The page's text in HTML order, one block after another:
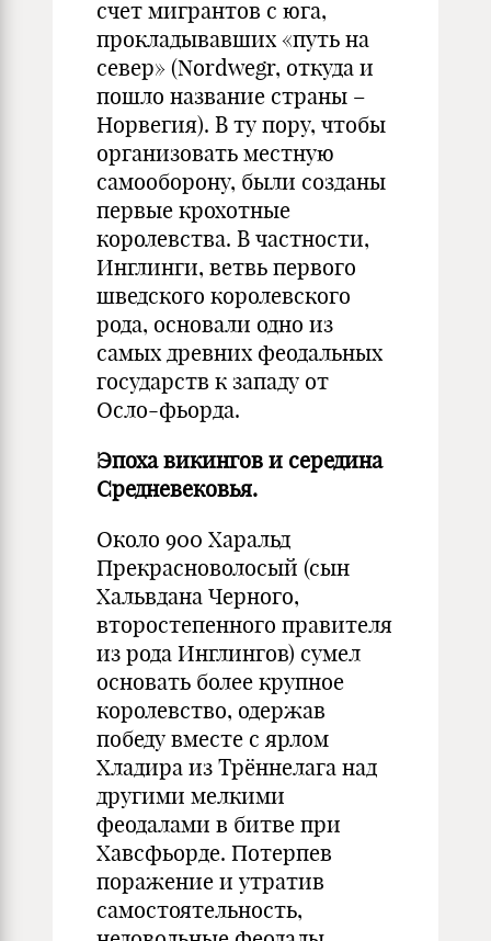
счет мигрантов с юга,
прокладывавших «путь на
север» (Nordwegr, откуда и
пошло название страны –
Норвегия). В ту пору, чтобы
организовать местную
самооборону, были созданы
первые крохотные
королевства. В частности,
Инглинги, ветвь первого
шведского королевского
рода, основали одно из
самых древних феодальных
государств к западу от
Осло-фьорда.
Эпоха викингов и середина
Средневековья.
Около 900 Харальд
Прекрасноволосый (сын
Хальвдана Черного,
второстепенного правителя
из рода Инглингов) сумел
основать более крупное
королевство, одержав
победу вместе с ярлом
Хладира из Трённелага над
другими мелкими
феодалами в битве при
Хавсфьорде. Потерпев
поражение и утратив
самостоятельность,